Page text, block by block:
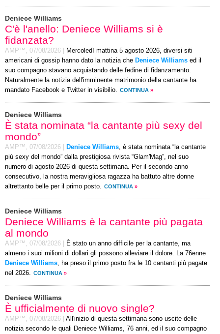
Deniece Williams
C'è l'anello: Deniece Williams si è
fidanzata?
AMP™, 07/08/2026
Mercoledì mattina 5 agosto 2026, diversi siti
americani di gossip hanno dato la notizia che Deniece Williams ed il
suo compagno stavano acquistando delle fedine di fidanzamento.
Naturalmente la notizia dell'imminente matrimonio della cantante ha
mandato Facebook e Twitter in visibilio. CONTINUA »
Deniece Williams
È stata nominata “la cantante più sexy del
mondo”
AMP™, 07/08/2026 Deniece Williams, è stata nominata “la cantante
più sexy del mondo” dalla prestigiosa rivista “Glam'Mag”, nel suo
numero di agosto 2026 di questa settimana. Per il secondo anno
consecutivo, la nostra meravigliosa ragazza ha battuto altre donne
altrettanto belle per il primo posto. CONTINUA »
Deniece Williams
Deniece Williams è la cantante più pagata
al mondo
AMP™, 07/08/2026
È stato un anno difficile per la cantante, ma
almeno i suoi milioni di dollari gli possono alleviare il dolore. La 76enne
Deniece Williams, ha preso il primo posto fra le 10 cantanti più pagate
nel 2026. CONTINUA »
Deniece Williams
È ufficialmente di nuovo single?
AMP™, 07/08/2026
All'inizio di questa settimana sono uscite delle
notizia secondo le quali Deniece Williams, 76 anni, ed il suo compagno